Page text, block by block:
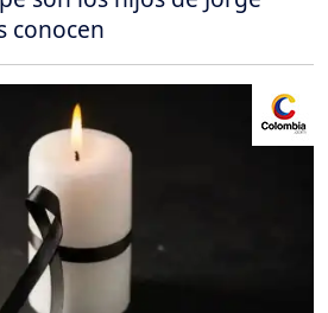
conocen